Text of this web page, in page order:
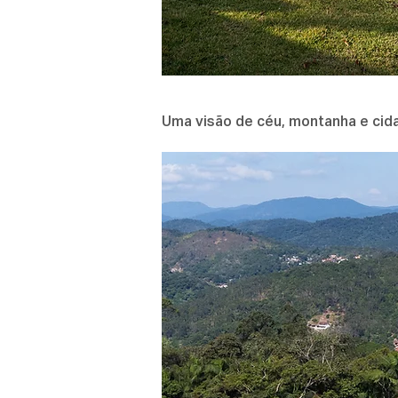
Uma visão de céu, montanha e